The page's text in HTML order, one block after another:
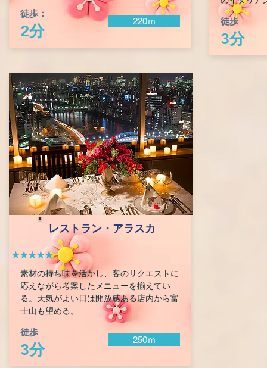
徒歩：
2分
220ｍ 徒歩
3分
レストラン・ アラスカ
★★★★★
素材の持ち味を活かし、客のリクエストに
応えながら考案したメニューを揃えてい
る。天気がよい日は開放感ある店内から富
士山も望める。
徒歩
3分
250ｍ